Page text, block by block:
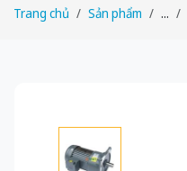
Trang chủ Sản phẩm ...